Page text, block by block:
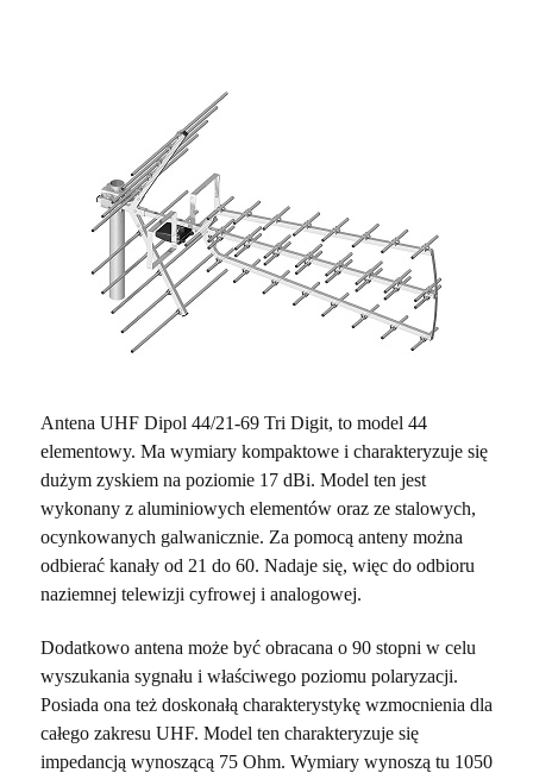
Antena UHF Dipol 44/21-69 Tri Digit, to model 44
elementowy. Ma wymiary kompaktowe i charakteryzuje się
dużym zyskiem na poziomie 17 dBi. Model ten jest
wykonany z aluminiowych elementów oraz ze stalowych,
ocynkowanych galwanicznie. Za pomocą anteny można
odbierać kanały od 21 do 60. Nadaje się, więc do odbioru
naziemnej telewizji cyfrowej i analogowej.
Dodatkowo antena może być obracana o 90 stopni w celu
wyszukania sygnału i właściwego poziomu polaryzacji.
Posiada ona też doskonałą charakterystykę wzmocnienia dla
całego zakresu UHF. Model ten charakteryzuje się
impedancją wynoszącą 75 Ohm. Wymiary wynoszą tu 1050